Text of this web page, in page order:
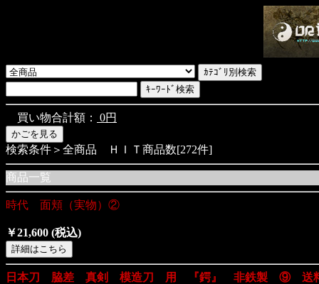
買い物合計額： 0円
検索条件＞全商品 ＨＩＴ商品数[272件]
商品一覧
時代 面頬（実物）②
￥21,600 (税込)
日本刀 脇差 真剣 模造刀 用 『鍔』 非鉄製 ⑨ 送